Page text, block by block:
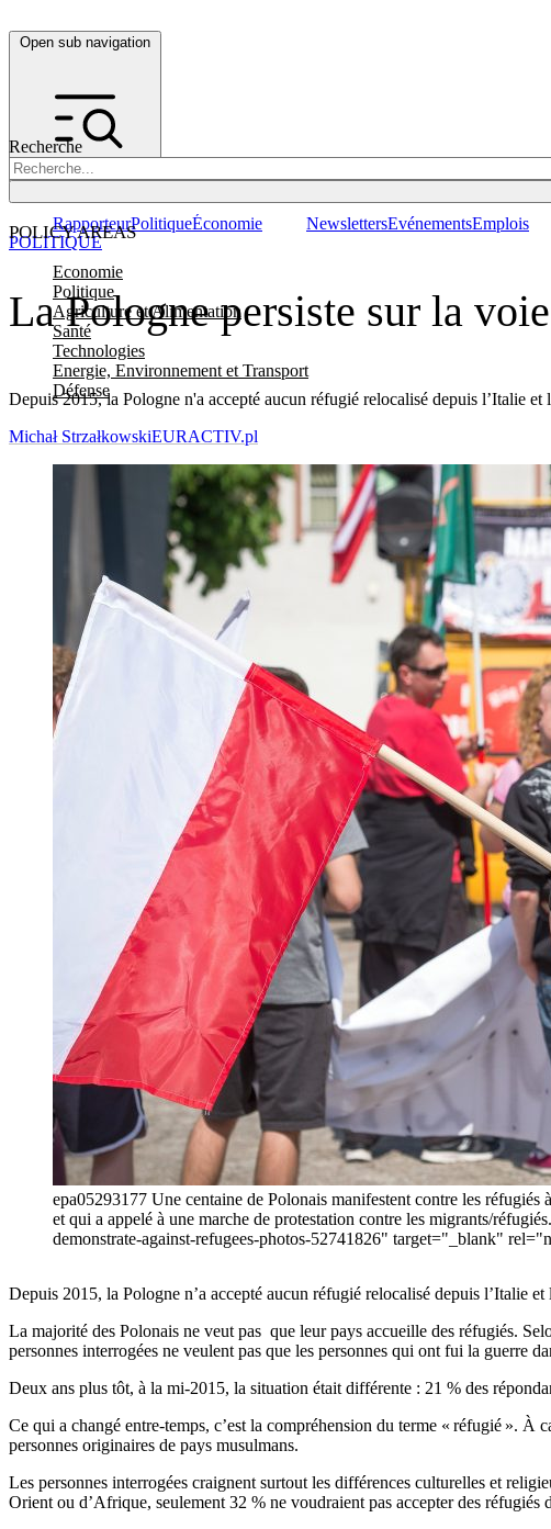
Open sub navigation
Recherche
POLICY AREAS
Economie
Politique
Agriculture et Alimentation
Santé
Technologies
Energie, Environnement et Transport
Défense
RapporteurPolitiqueÉconomie NewslettersEvénementsEmplois
La Pologne persiste sur la
Depuis 2015, la Pologne n'a accepté aucun réfugié relocalisé depuis l’Italie
POLITIQUE
Michał StrzałkowskiEURACTIV.pl
epa05293177 Une centaine de Polonais manifestent contre les
et qui a appelé à une marche de protestation contre les migrants/
demonstrate-against-refugees-photos-52741826" target="_blank"
Depuis 2015, la Pologne n’a accepté aucun réfugié relocalisé depuis l’Italie
La majorité des Polonais ne veut pas que leur pays accueille des réfugiés.
personnes interrogées ne veulent pas que les personnes qui ont fui la guerre
Deux ans plus tôt, à la mi-2015, la situation était différente : 21 % des
Ce qui a changé entre-temps, c’est la compréhension du terme « réfugié ». À
personnes originaires de pays musulmans.
Les personnes interrogées craignent surtout les différences culturelles et
Orient ou d’Afrique, seulement 32 % ne voudraient pas accepter des réfugiés